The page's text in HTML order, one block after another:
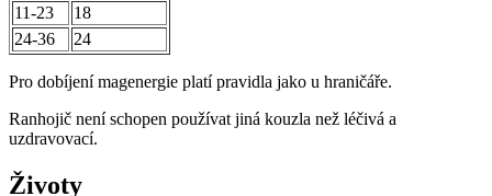
11-23
18
24-36
24
Pro dobíjení magenergie platí pravidla jako u hraničáře.
Ranhojič není schopen používat jiná kouzla než léčivá a
uzdravovací.
Životy